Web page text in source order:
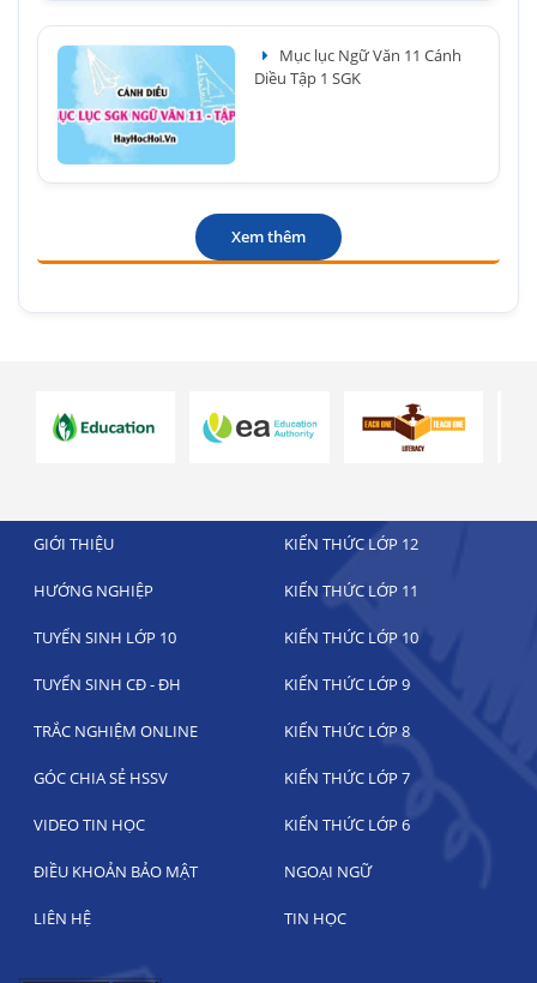
Mục lục Ngữ Văn 11 Cánh
Diều Tập 1 SGK
Xem thêm
GIỚI THIỆU KIẾN THỨC LỚP 12
HƯỚNG NGHIỆP KIẾN THỨC LỚP 11
TUYỂN SINH LỚP 10 KIẾN THỨC LỚP 10
TUYỂN SINH CĐ - ĐH KIẾN THỨC LỚP 9
TRẮC NGHIỆM ONLINE KIẾN THỨC LỚP 8
GÓC CHIA SẺ HSSV KIẾN THỨC LỚP 7
VIDEO TIN HỌC KIẾN THỨC LỚP 6
ĐIỀU KHOẢN BẢO MẬT NGOẠI NGỮ
LIÊN HỆ TIN HỌC